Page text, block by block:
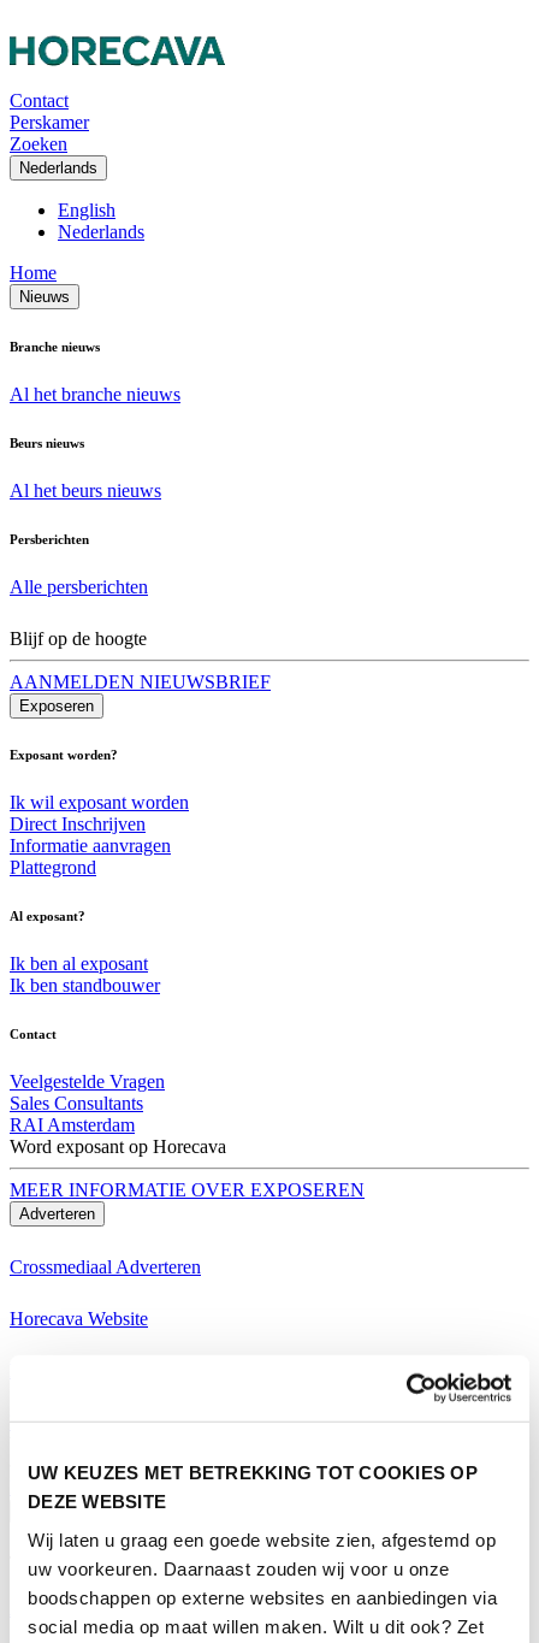
UW KEUZES MET BETREKKING TOT COOKIES OP
DEZE WEBSITE
Wij laten u graag een goede website zien, afgestemd op
uw voorkeuren. Daarnaast zouden wij voor u onze
boodschappen op externe websites en aanbiedingen via
social media op maat willen maken. Wilt u dit ook? Zet
Contact
Perskamer
Zoeken
Nederlands
English
Nederlands
Home
Nieuws
Branche nieuws
Al het branche nieuws
Beurs nieuws
Al het beurs nieuws
Persberichten
Alle persberichten
Blijf op de hoogte
AANMELDEN NIEUWSBRIEF
Exposeren
Exposant worden?
Ik wil exposant worden
Direct Inschrijven
Informatie aanvragen
Plattegrond
Al exposant?
Ik ben al exposant
Ik ben standbouwer
Contact
Veelgestelde Vragen
Sales Consultants
RAI Amsterdam
Word exposant op Horecava
MEER INFORMATIE OVER EXPOSEREN
Adverteren
Crossmediaal Adverteren
Horecava Website
Horecava Social Media
Bezoeken
Thema's Horecava
Alle Thema's